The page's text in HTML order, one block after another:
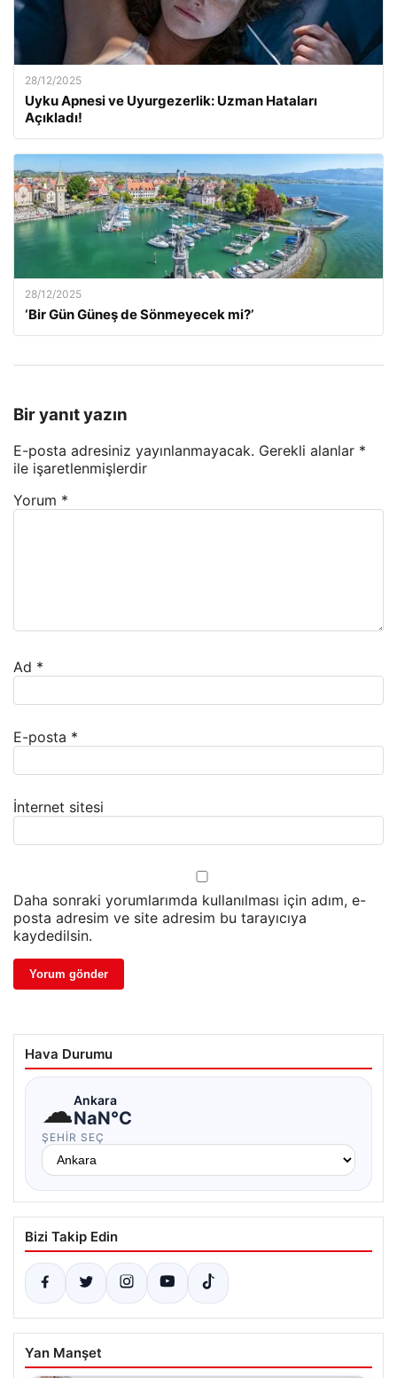
28/12/2025
Uyku Apnesi ve Uyurgezerlik: Uzman Hataları
Açıkladı!
28/12/2025
‘Bir Gün Güneş de Sönmeyecek mi?’
Bir yanıt yazın
E-posta adresiniz yayınlanmayacak. Gerekli alanlar *
ile işaretlenmişlerdir
Yorum *
Ad *
E-posta *
İnternet sitesi
Daha sonraki yorumlarımda kullanılması için adım, e-
posta adresim ve site adresim bu tarayıcıya
kaydedilsin.
Hava Durumu
☁Ankara
NaN°C
ŞEHIR SEÇ
Bizi Takip Edin
Yan Manşet